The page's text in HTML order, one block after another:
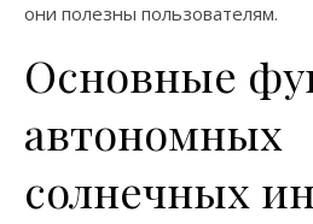
они полезны пользователям.
Основные
автономных
солнечных